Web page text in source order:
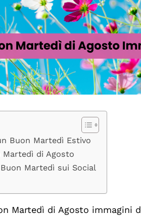
Buon Martedì Estivo
Martedì di Agosto
Martedì sui Social
Martedì di Agosto immagini